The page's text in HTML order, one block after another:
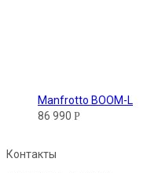
Manfrotto BOOM-L
86 990 Р
Контакты